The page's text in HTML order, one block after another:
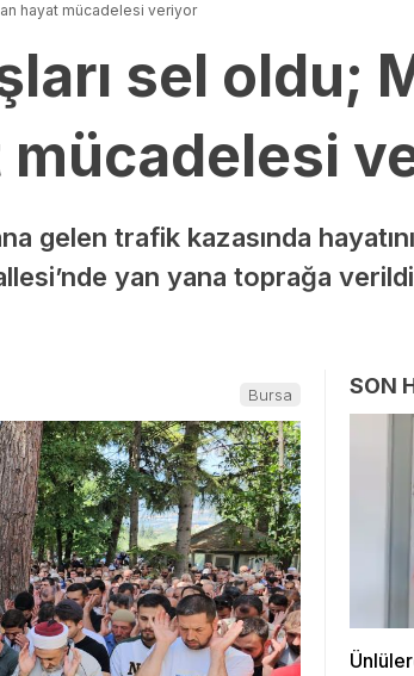
hayat mücadelesi veriyor
sel oldu;
gelen trafik kazasında
yan yana toprağa
Bursa SON